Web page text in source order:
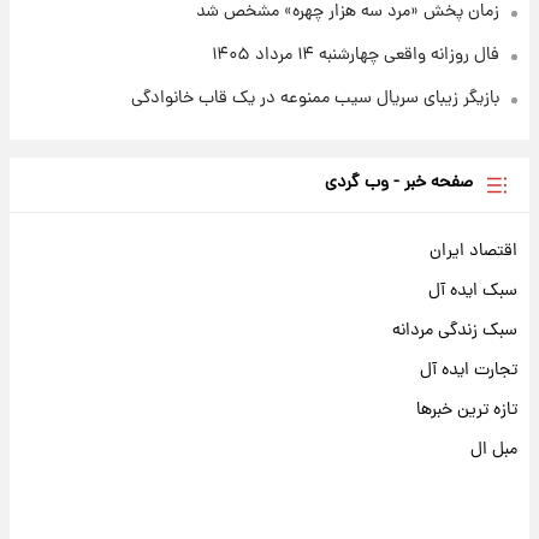
زمان پخش «مرد سه هزار چهره» مشخص شد
فال روزانه واقعی چهارشنبه ۱۴ مرداد ۱۴۰۵
بازیگر زیبای سریال سیب ممنوعه در یک قاب خانوادگی
صفحه خبر - وب گردی
اقتصاد ایران
سبک ایده آل
سبک زندگی مردانه
تجارت ایده آل
تازه ترین خبرها
مبل ال